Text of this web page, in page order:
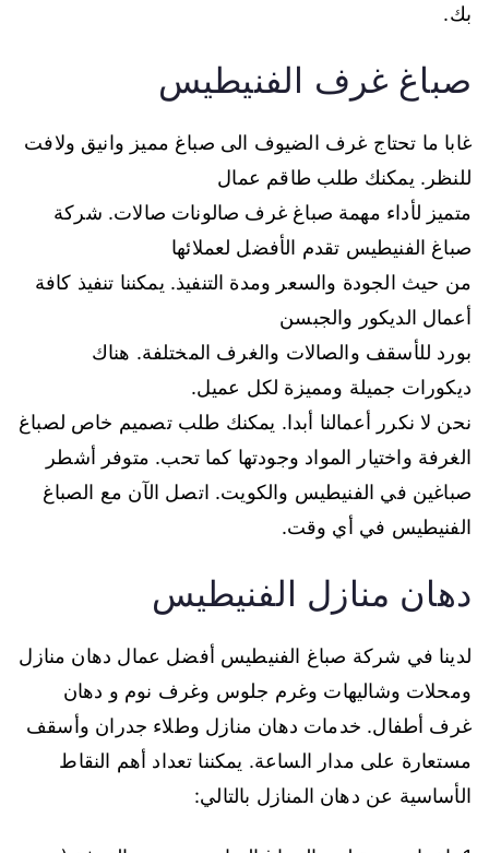
بك.
صباغ غرف الفنيطيس
غابا ما تحتاج غرف الضيوف الى صباغ مميز وانيق ولافت
للنظر. يمكنك طلب طاقم عمال
متميز لأداء مهمة صباغ غرف صالونات صالات. شركة
صباغ الفنيطيس تقدم الأفضل لعملائها
من حيث الجودة والسعر ومدة التنفيذ. يمكننا تنفيذ كافة
أعمال الديكور والجبسن
بورد للأسقف والصالات والغرف المختلفة. هناك
ديكورات جميلة ومميزة لكل عميل.
نحن لا نكرر أعمالنا أبدا. يمكنك طلب تصميم خاص لصباغ
الغرفة واختيار المواد وجودتها كما تحب. متوفر أشطر
صباغين في الفنيطيس والكويت. اتصل الآن مع الصباغ
الفنيطيس في أي وقت.
دهان منازل الفنيطيس
لدينا في شركة صباغ الفنيطيس أفضل عمال دهان منازل
ومحلات وشاليهات وغرم جلوس وغرف نوم و دهان
غرف أطفال. خدمات دهان منازل وطلاء جدران وأسقف
مستعارة على مدار الساعة. يمكننا تعداد أهم النقاط
الأساسية عن دهان المنازل بالتالي: